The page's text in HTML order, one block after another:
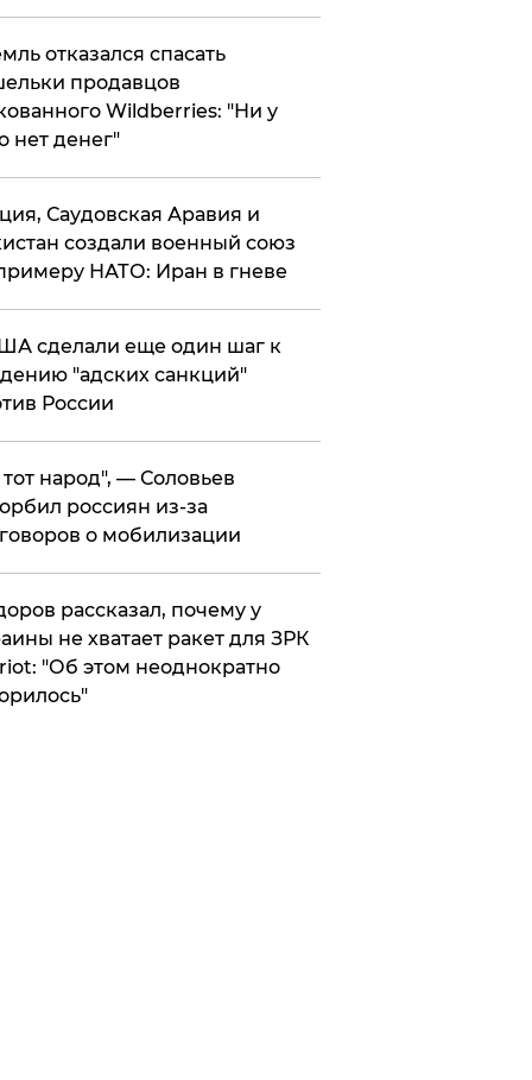
отказался спасать
продавцов
Wildberries: "Ни у
нет денег"
Саудовская Аравия и
создали военный союз
НАТО: Иран в гневе
сделали еще один шаг к
"адских санкций"
России
народ", — Соловьев
россиян из-за
о мобилизации
рассказал, почему у
не хватает ракет для ЗРК
"Об этом неоднократно